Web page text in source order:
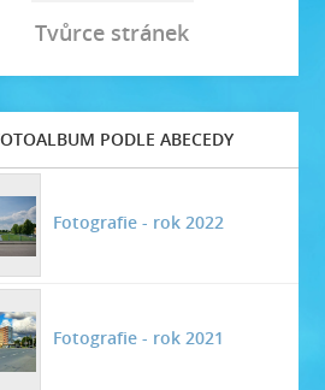
Tvůrce stránek
PODLE ABECEDY
Fotografie - rok 2022
Fotografie - rok 2021